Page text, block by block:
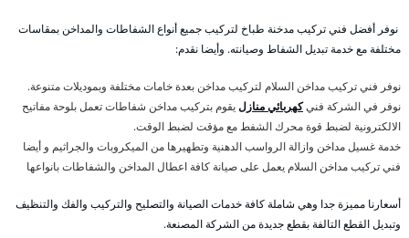
نوفر أفضل فني تركيب مدخنة طباخ لتركيب جميع أنواع الشفاطات والمداخن بمقاسات
مختلفة مع خدمة تبديل الشفاط وصيانته. وأيضا نقدم:
نوفر فني تركيب مداخن السلام لتركيب مداخن بعدة خامات مختلفة وبموديلات متنوعة.
نوفر في الشركة فنيكهربائي منازليقوم بتركيب مداخن شفاطات تعمل بلوحة مفاتيح
الالكترونية لضبط قوة محرك الشفط مع مؤقت لضبط الوقت.
خدمة غسيل مداخن وازالة الرواسب الدهنية وتطهيرها من الميكروبات والجراثيم و أيضا
فني تركيب مداخن السلام يعمل على صيانة كافة اعطال المداخن والشفاطات بانواعها
أسعارنا مميزة جدا وهي شاملة كافة خدمات الصيانة والتصليح والتركيب والفك والتنظيف
وتبديل القطع التالفة بقطع جديدة من الشركة المصنعة.